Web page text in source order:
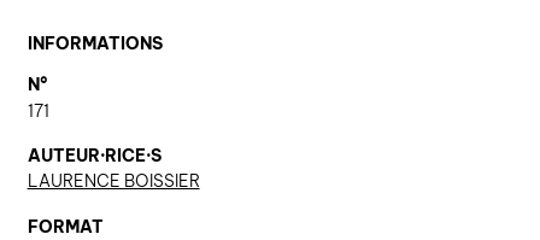
INFORMATIONS
N°
171
AUTEUR·RICE·S
LAURENCE BOISSIER
FORMAT